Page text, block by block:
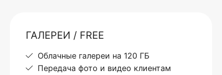
ГАЛЕРЕИ / FREE
Облачные галереи на 120 ГБ
Передача фото и видео клиентам